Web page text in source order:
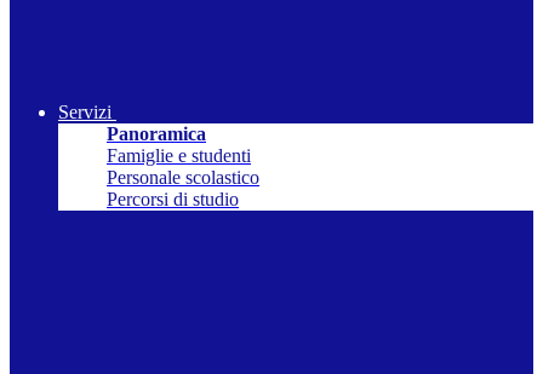
Servizi
Panoramica
Famiglie e studenti
Personale scolastico
Percorsi di studio